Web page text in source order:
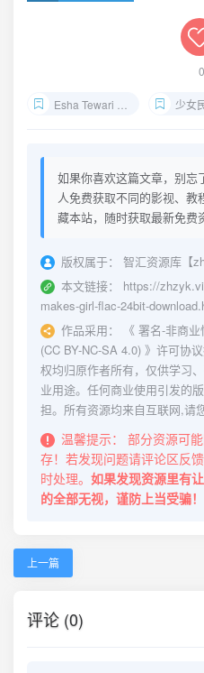
0
Esha Tewari FLAC下载 少女民
如果你喜欢这篇文章，别忘
人免费获取不同的影视、
藏本站，随时获取最新免费
版权属于：
智汇资源库【
本文链接：
https://
makes-girl-flac-24bit-
作品采用：
《 署名-非商
(CC BY-NC-SA 4.0) 》许可协
权均归原作者所有，仅供学习
业用途。任何商业使用引发的
担。所有资源均来自互联网,请
温馨提示：
部分资源可
存！若发现问题请评论区反
时处理。 如果发现资源里有
的全部无视，谨防上当受骗！
上一篇
评论 (0)